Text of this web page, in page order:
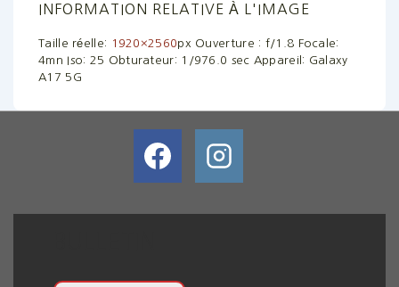
INFORMATION RELATIVE À L'IMAGE
Taille réelle: 1920×2560px Ouverture : f/1.8 Focale:
4mn Iso: 25 Obturateur: 1/976.0 sec Appareil: Galaxy
A17 5G